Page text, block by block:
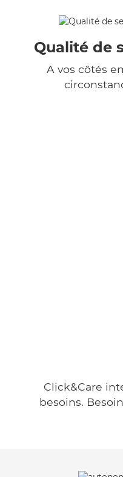
Qualité de
A vos côtés
Click&Care
besoins.